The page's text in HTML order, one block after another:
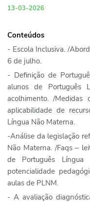
13-03-2026
Conteúdos
- Escola Inclusiva. /
6 de julho.
- Definição de
alunos de Português
acolhimento. /Medidas
aplicabilidade de
Língua Não Materna.
-Análise da legislação
Não Materna. /Faqs –
de Português Língua
potencialidade
aulas de PLNM.
- A avaliação